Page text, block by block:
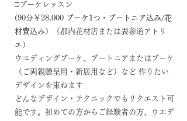
□ブーケレッスン
(90分￥28,000 ブーケ1つ・ブートニア込み/花
材費込み）（都内花材店または表参道アトリ
エ）
ウエディングブーケ、ブートニアまたはブーケ
（ご両親贈呈用・新居用など）など 作りたい
デザインを束ねます
​どんなデザイン・テクニックでもリクエスト可
能です。初めての方からご経験者の方、ウエデ